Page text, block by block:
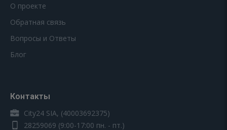
О проекте
Обратная связь
Вопросы и Ответы
Блог
Контакты
City24 SIA, (40003692375)
28259069 (9:00-17:00 пн. - пт.)